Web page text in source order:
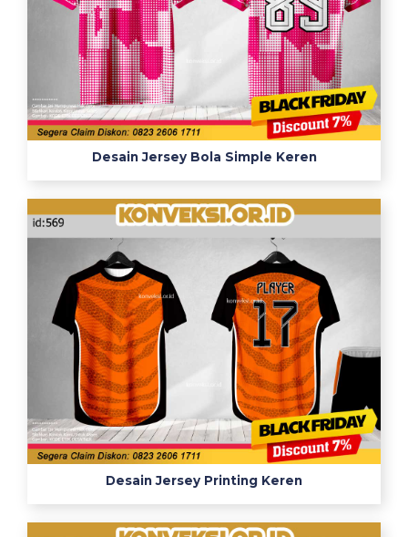
Desain Jersey Bola Simple Keren
Desain Jersey Printing Keren